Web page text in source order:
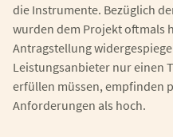
die Instrumente. Bezüglich
wurden dem Projekt oftmals
Antragstellung
Leistungsanbieter nur einen
erfüllen müssen, empfinden
Anforderungen als hoch.